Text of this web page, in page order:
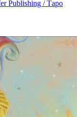
Publishing / Таро